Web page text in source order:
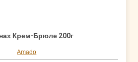
Крем-Брюле 200г
Amado